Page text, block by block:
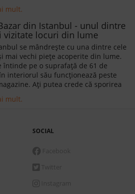
mult.
din Istanbul - unul dintre
vizitate locuri din lume
se mândrește cu una dintre cele
mai vechi piețe acoperite din lume.
întinde pe o suprafață de 61 de
interiorul său funcționează peste
Ați putea crede că sporirea
Marelui Bazar, însă acest
mult.
SOCIAL